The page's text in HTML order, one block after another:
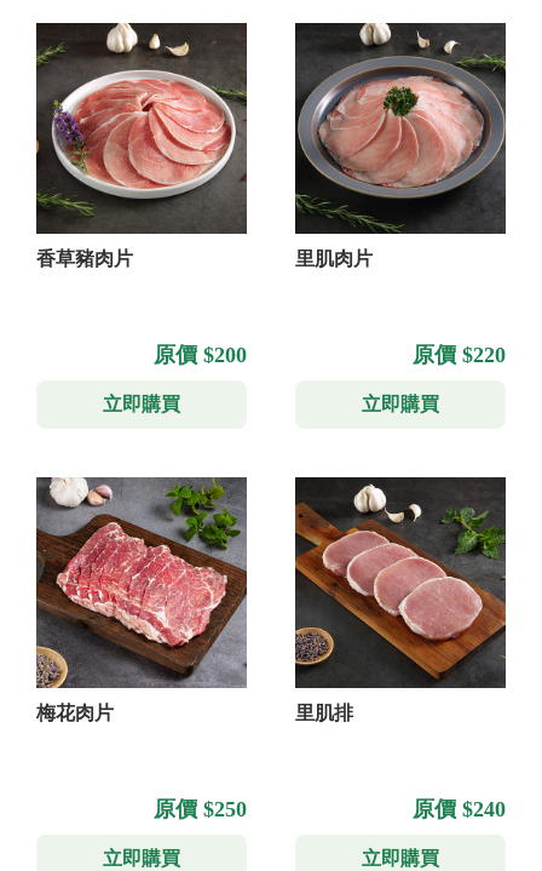
香草豬肉片
原價 $200
立即購買
里肌肉片
原價 $220
立即購買
梅花肉片
原價 $250
立即購買
里肌排
原價 $240
立即購買